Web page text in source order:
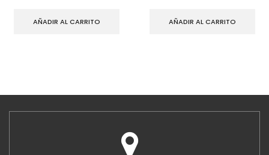
AÑADIR AL CARRITO AÑADIR AL CARRITO